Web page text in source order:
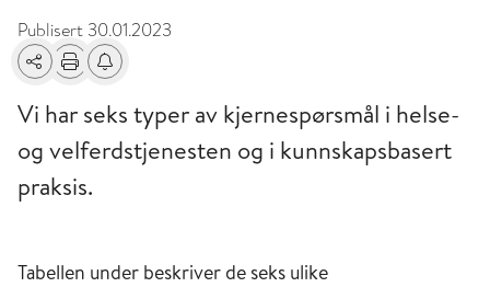
Publisert 30.01.2023
Del Skriv utFå varsel om endringer
Vi har seks typer av kjernespørsmål i helse-
og velferdstjenesten og i kunnskapsbasert
praksis.
Tabellen under beskriver de seks ulike